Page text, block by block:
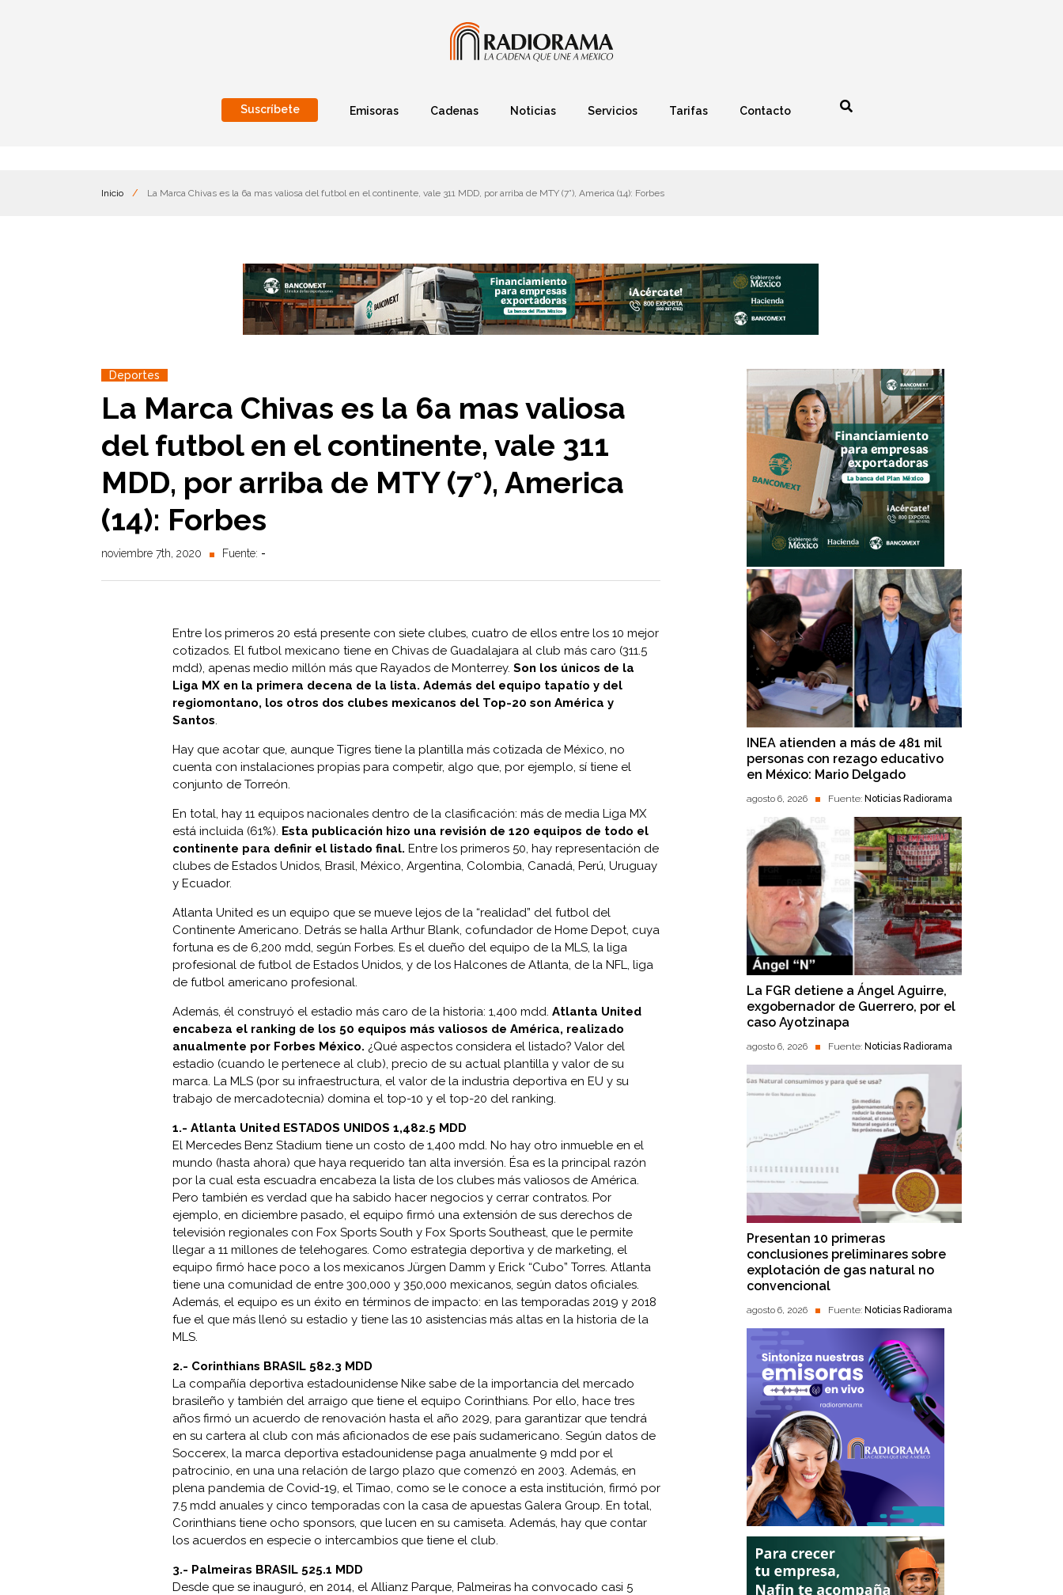
Suscríbete Emisoras Cadenas Noticias Servicios Tarifas Contacto
Inicio / La Marca Chivas es la 6a mas valiosa del futbol en el continente, vale 311 MDD, por arriba de MTY (7°), America (14): Forbes
Deportes
La Marca Chivas es la 6a mas valiosa
del futbol en el continente, vale 311
MDD, por arriba de MTY (7°), America
(14): Forbes
noviembre 7th, 2020 Fuente: -
Entre los primeros 20 está presente con siete clubes, cuatro de ellos entre los 10 mejor
cotizados. El futbol mexicano tiene en Chivas de Guadalajara al club más caro (311.5
mdd), apenas medio millón más que Rayados de Monterrey. Son los únicos de la
Liga MX en la primera decena de la lista. Además del equipo tapatío y del
regiomontano, los otros dos clubes mexicanos del Top-20 son América y
Santos.
Hay que acotar que, aunque Tigres tiene la plantilla más cotizada de México, no
cuenta con instalaciones propias para competir, algo que, por ejemplo, sí tiene el
conjunto de Torreón.
En total, hay 11 equipos nacionales dentro de la clasificación: más de media Liga MX
está incluida (61%). Esta publicación hizo una revisión de 120 equipos de todo el
continente para definir el listado final. Entre los primeros 50, hay representación de
clubes de Estados Unidos, Brasil, México, Argentina, Colombia, Canadá, Perú, Uruguay
y Ecuador.
Atlanta United es un equipo que se mueve lejos de la “realidad” del futbol del
Continente Americano. Detrás se halla Arthur Blank, cofundador de Home Depot, cuya
fortuna es de 6,200 mdd, según Forbes. Es el dueño del equipo de la MLS, la liga
profesional de futbol de Estados Unidos, y de los Halcones de Atlanta, de la NFL, liga
de futbol americano profesional.
Además, él construyó el estadio más caro de la historia: 1,400 mdd. Atlanta United
encabeza el ranking de los 50 equipos más valiosos de América, realizado
anualmente por Forbes México. ¿Qué aspectos considera el listado? Valor del
estadio (cuando le pertenece al club), precio de su actual plantilla y valor de su
marca. La MLS (por su infraestructura, el valor de la industria deportiva en EU y su
trabajo de mercadotecnia) domina el top-10 y el top-20 del ranking.
1.- Atlanta United ESTADOS UNIDOS 1,482.5 MDD
El Mercedes Benz Stadium tiene un costo de 1,400 mdd. No hay otro inmueble en el
mundo (hasta ahora) que haya requerido tan alta inversión. Ésa es la principal razón
por la cual esta escuadra encabeza la lista de los clubes más valiosos de América.
Pero también es verdad que ha sabido hacer negocios y cerrar contratos. Por
ejemplo, en diciembre pasado, el equipo firmó una extensión de sus derechos de
televisión regionales con Fox Sports South y Fox Sports Southeast, que le permite
llegar a 11 millones de telehogares. Como estrategia deportiva y de marketing, el
equipo firmó hace poco a los mexicanos Jürgen Damm y Erick “Cubo” Torres. Atlanta
tiene una comunidad de entre 300,000 y 350,000 mexicanos, según datos oficiales.
Además, el equipo es un éxito en términos de impacto: en las temporadas 2019 y 2018
fue el que más llenó su estadio y tiene las 10 asistencias más altas en la historia de la
MLS.
2.- Corinthians BRASIL 582.3 MDD
La compañía deportiva estadounidense Nike sabe de la importancia del mercado
brasileño y también del arraigo que tiene el equipo Corinthians. Por ello, hace tres
años firmó un acuerdo de renovación hasta el año 2029, para garantizar que tendrá
en su cartera al club con más aficionados de ese país sudamericano. Según datos de
Soccerex, la marca deportiva estadounidense paga anualmente 9 mdd por el
patrocinio, en una una relación de largo plazo que comenzó en 2003. Además, en
plena pandemia de Covid-19, el Timao, como se le conoce a esta institución, firmó por
7.5 mdd anuales y cinco temporadas con la casa de apuestas Galera Group. En total,
Corinthians tiene ocho sponsors, que lucen en su camiseta. Además, hay que contar
los acuerdos en especie o intercambios que tiene el club.
3.- Palmeiras BRASIL 525.1 MDD
Desde que se inauguró, en 2014, el Allianz Parque, Palmeiras ha convocado casi 5
INEA atienden a más de 481 mil
personas con rezago educativo
en México: Mario Delgado
agosto 6, 2026 Fuente: Noticias Radiorama
La FGR detiene a Ángel Aguirre,
exgobernador de Guerrero, por el
caso Ayotzinapa
agosto 6, 2026 Fuente: Noticias Radiorama
Presentan 10 primeras
conclusiones preliminares sobre
explotación de gas natural no
convencional
agosto 6, 2026 Fuente: Noticias Radiorama